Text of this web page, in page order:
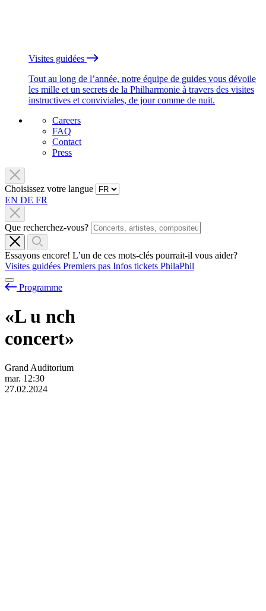
Visites guidées
Tout au long de l’année, notre équipe de guides vous dévoile
les mille et un secrets de la Philharmonie à travers des visites
instructives et conviviales, de jour comme de nuit.
Careers
FAQ
Contact
Press
Choisissez votre langue
EN DE FR
Que recherchez-vous?
Essayons encore! L’un de ces mots-clés pourrait-il vous aider?
Visites guidées Premiers pas Infos tickets PhilaPhil
Programme
«Lu nch
concert»
Grand Auditorium
mar. 12:30
27.02.2024